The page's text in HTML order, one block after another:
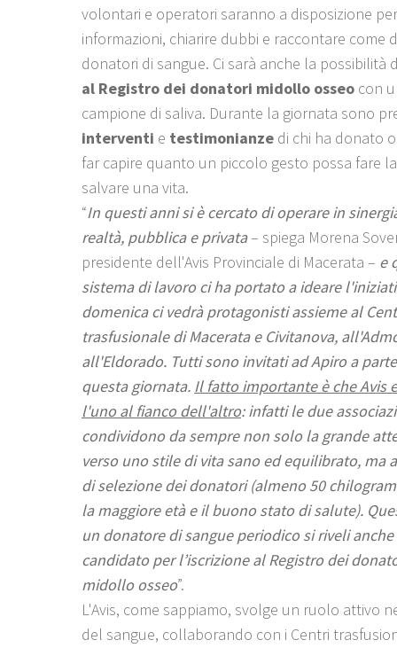
volontari e operatori saranno a disposizione
informazioni, chiarire dubbi e raccontare come
donatori di sangue. Ci sarà anche la possibilità
al Registro dei donatori midollo osseo con
campione di saliva. Durante la giornata sono
interventi e testimonianze di chi ha donato
far capire quanto un piccolo gesto possa fare
salvare una vita.
“In questi anni si è cercato di operare in
realtà, pubblica e privata– spiega Morena
presidente dell'Avis Provinciale di Macerata – e
sistema di lavoro ci ha portato a ideare
domenica ci vedrà protagonisti assieme al
trasfusionale di Macerata e Civitanova,
all'Eldorado. Tutti sono invitati ad Apiro a
questa giornata. Il fatto importante è che Avis
l'uno al fianco dell'altro: infatti le due
condividono da sempre non solo la grande
verso uno stile di vita sano ed equilibrato, ma
di selezione dei donatori (almeno 50
la maggiore età e il buono stato di salute).
un donatore di sangue periodico si riveli
candidato per l’iscrizione al Registro dei
midollo osseo”.
L'Avis, come sappiamo, svolge un ruolo attivo
del sangue, collaborando con i Centri